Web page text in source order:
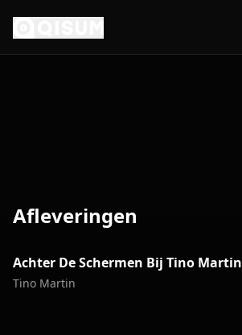
Afleveringen
Afl.
1
5:26
Achter De Schermen Bij Tino Martin
Tino Martin